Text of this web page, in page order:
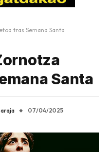
tras Semana Santa
Santa
07/04/2025